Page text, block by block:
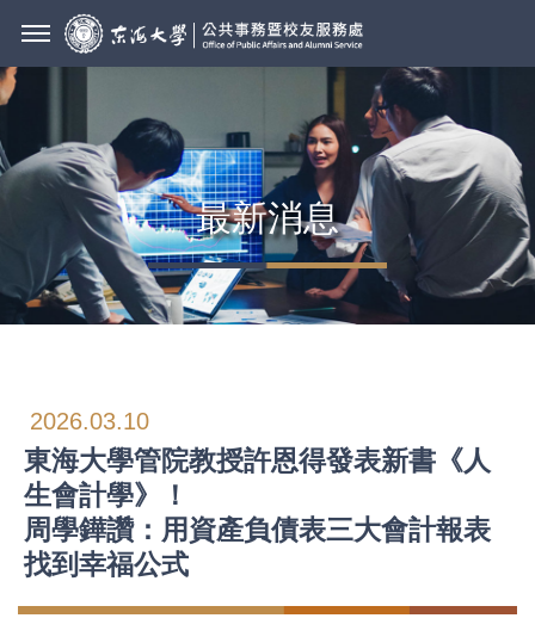
最新消息
2026.03.10
東海大學管院教授許恩得發表新書《人
生會計學》！
周學鏵讚：用資產負債表三大會計報表
找到幸福公式